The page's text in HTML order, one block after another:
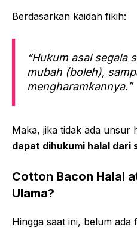
Berdasarkan kaidah fikih:
“Hukum asal segala
mubah (boleh),
mengharamkannya.”
Maka, jika tidak ada unsur
dapat dihukumi halal dari
Cotton Bacon Halal
Ulama?
Hingga saat ini, belum